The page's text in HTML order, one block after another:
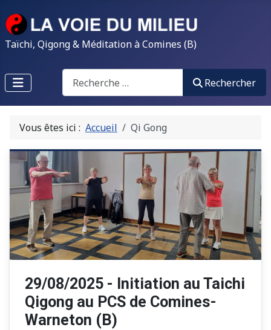
Taïchi, Qigong & Méditation à Comines (B)
Search
Rechercher
Vous êtes ici : Accueil Qi Gong
29/08/2025 - Initiation au Taichi
Qigong au PCS de Comines-
Warneton (B)